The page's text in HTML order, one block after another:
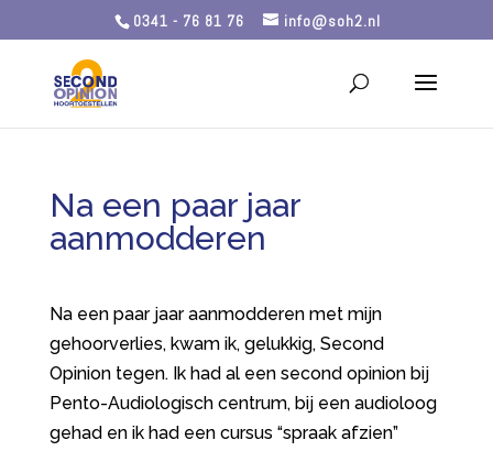
0341 - 76 81 76 info@soh2.nl
Na een paar jaar
aanmodderen
Na een paar jaar aanmodderen met mijn
gehoorverlies, kwam ik, gelukkig, Second
Opinion tegen. Ik had al een second opinion bij
Pento-Audiologisch centrum, bij een audioloog
gehad en ik had een cursus “spraak afzien”